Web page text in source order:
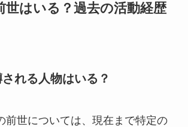
世はいる？過去の活動経歴
れる人物はいる？
前世については、現在まで特定の